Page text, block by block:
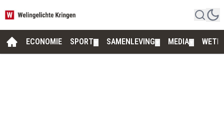
ECONOMIE SPORT SAMENLEVING MEDIA